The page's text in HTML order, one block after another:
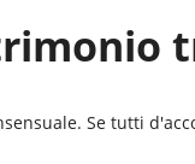
Se tutti